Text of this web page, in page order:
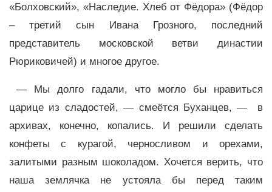
«Болховский», «Наследие. Хлеб от Фёдора» (Фёдор
– третий сын Ивана Грозного, последний
представитель московской ветви династии
Рюриковичей) и многое другое.
— Мы долго гадали, что могло бы нравиться
царице из сладостей, — смеётся Буханцев, — в
архивах, конечно, копались. И решили сделать
конфеты с курагой, черносливом и орехами,
залитыми разным шоколадом. Хочется верить, что
наша землячка не устояла бы перед таким